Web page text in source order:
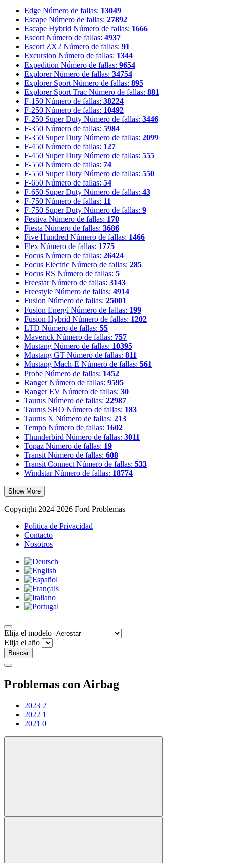
Edge Número de fallas: 13049
Escape Número de fallas: 27892
Escape Hybrid Número de fallas: 1666
Escort Número de fallas: 4937
Escort ZX2 Número de fallas: 91
Excursion Número de fallas: 1344
Expedition Número de fallas: 9654
Explorer Número de fallas: 34754
Explorer Sport Número de fallas: 895
Explorer Sport Trac Número de fallas: 881
F-150 Número de fallas: 38224
F-250 Número de fallas: 10492
F-250 Super Duty Número de fallas: 3446
F-350 Número de fallas: 5984
F-350 Super Duty Número de fallas: 2099
F-450 Número de fallas: 127
F-450 Super Duty Número de fallas: 555
F-550 Número de fallas: 74
F-550 Super Duty Número de fallas: 550
F-650 Número de fallas: 54
F-650 Super Duty Número de fallas: 43
F-750 Número de fallas: 11
F-750 Super Duty Número de fallas: 9
Festiva Número de fallas: 170
Fiesta Número de fallas: 3686
Five Hundred Número de fallas: 1466
Flex Número de fallas: 1775
Focus Número de fallas: 26424
Focus Electric Número de fallas: 285
Focus RS Número de fallas: 5
Freestar Número de fallas: 3143
Freestyle Número de fallas: 4914
Fusion Número de fallas: 25001
Fusion Energi Número de fallas: 199
Fusion Hybrid Número de fallas: 1202
LTD Número de fallas: 55
Maverick Número de fallas: 757
Mustang Número de fallas: 10395
Mustang GT Número de fallas: 811
Mustang Mach-E Número de fallas: 561
Probe Número de fallas: 1452
Ranger Número de fallas: 9595
Ranger EV Número de fallas: 30
Taurus Número de fallas: 22987
Taurus SHO Número de fallas: 183
Taurus X Número de fallas: 213
Tempo Número de fallas: 1602
Thunderbird Número de fallas: 3011
Topaz Número de fallas: 19
Transit Número de fallas: 608
Transit Connect Número de fallas: 533
Windstar Número de fallas: 18774
Show More
Copyright 2024-2026 Ford Problemas
Politica de Privacidad
Contacto
Nosotros
Elija el modelo
Elija el año
Buscar
Problemas con Airbag
2023 2
2022 1
2021 0